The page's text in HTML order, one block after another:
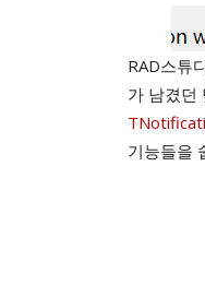
RAD스튜
가 남겼던
기능들을